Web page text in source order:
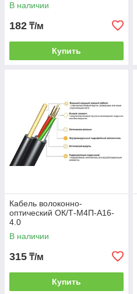
В наличии
182 ₸/м
Купить
Кабель волоконно-
оптический ОК/Т-М4П-А16-
4.0
В наличии
315 ₸/м
Купить